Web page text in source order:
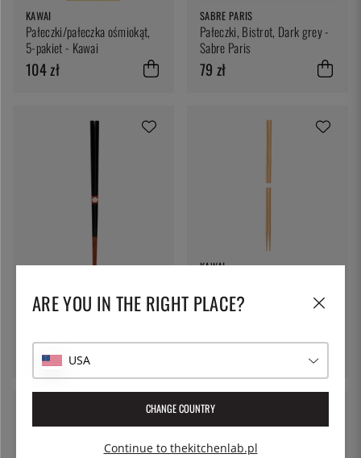
KAWAI
Pałeczki/pałeczka ośmiokąt,
5-pakiet - Kawai
104 zł
SABRE PARIS
Pałeczki, Bistrot, Dark grey -
Sabre Paris
79 zł
KAWAI
Pałeczki, Shikkoku Black -
79 zł
KAWAI
Noiri - Kawai
ARE YOU IN THE RIGHT PLACE?
USA
CHANGE COUNTRY
Continue to thekitchenlab.pl